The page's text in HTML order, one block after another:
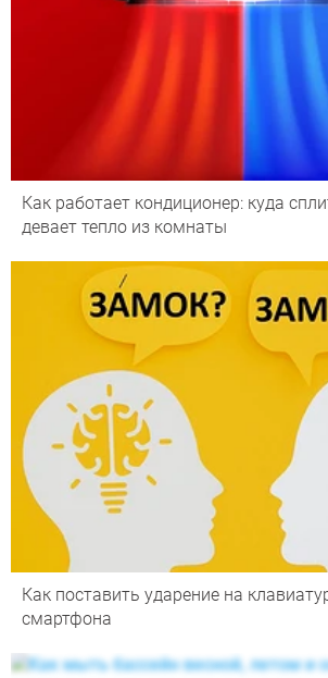
Как работает кондиционер: куда
девает тепло из комнаты
Как поставить ударение на
смартфона